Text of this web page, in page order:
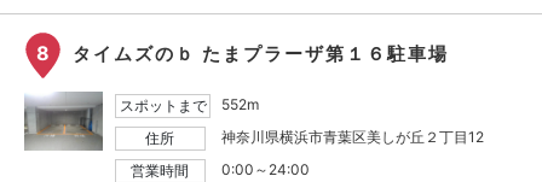
8 タイムズのｂ たまプラーザ第１６駐車場
スポットまで
552m
住所
神奈川県横浜市青葉区美しが丘２丁目12
営業時間
0:00～24:00